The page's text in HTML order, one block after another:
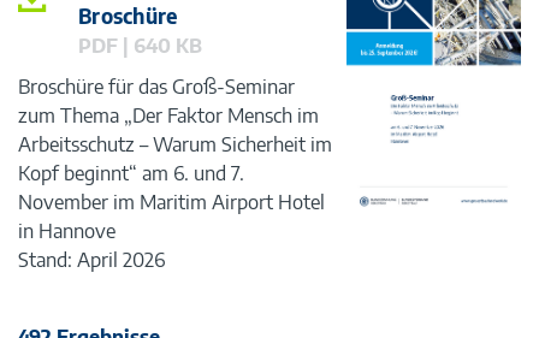
Broschüre
PDF | 640 KB
Broschüre für das Groß-Seminar
zum Thema „Der Faktor Mensch im
Arbeitsschutz – Warum Sicherheit im
Kopf beginnt“ am 6. und 7.
November im Maritim Airport Hotel
in Hannove
Stand: April 2026